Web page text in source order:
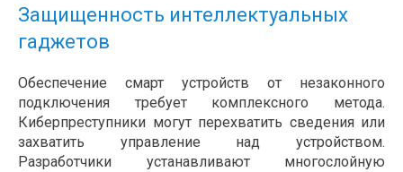
Защищенность интеллектуальных
гаджетов
Обеспечение смарт устройств от незаконного
подключения требует комплексного метода.
Киберпреступники могут перехватить сведения или
захватить управление над устройством.
Разработчики устанавливают многослойную